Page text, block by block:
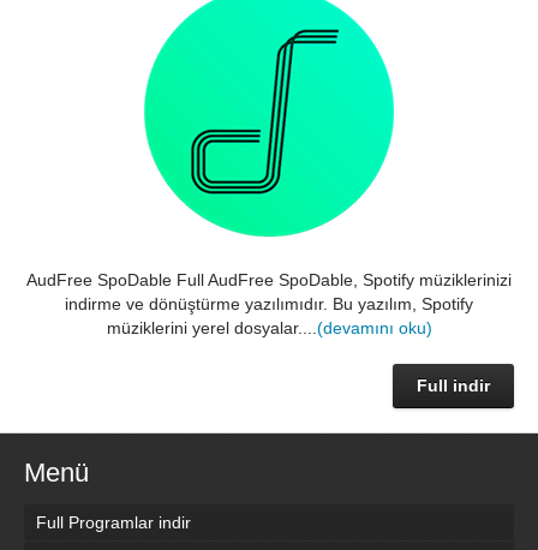
AudFree SpoDable Full AudFree SpoDable, Spotify müziklerinizi
indirme ve dönüştürme yazılımıdır. Bu yazılım, Spotify
müziklerini yerel dosyalar.... (devamını oku)
Full indir
Menü
Full Programlar indir